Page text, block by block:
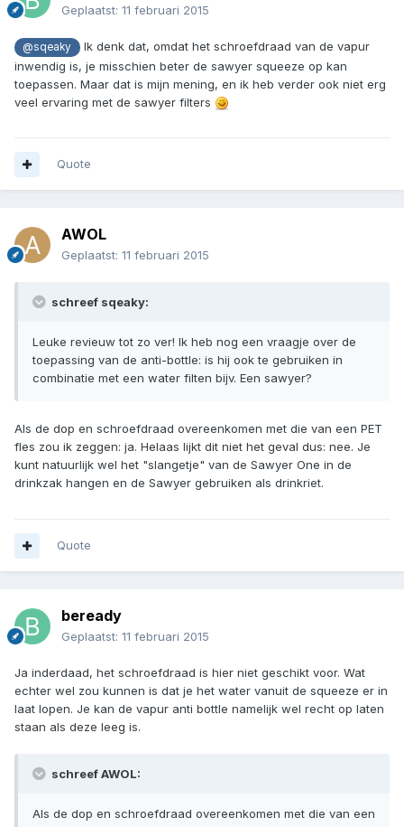
Geplaatst: 11 februari 2015
@sqeaky
Ik denk dat, omdat het schroefdraad van de vapur
inwendig is, je misschien beter de sawyer squeeze op kan
toepassen. Maar dat is mijn mening, en ik heb verder ook niet erg
veel ervaring met de sawyer filters
Quote
AWOL
Geplaatst: 11 februari 2015
schreef sqeaky:
Leuke revieuw tot zo ver! Ik heb nog een vraagje over de
toepassing van de anti-bottle: is hij ook te gebruiken in
combinatie met een water filten bijv. Een sawyer?
Als de dop en schroefdraad overeenkomen met die van een PET
fles zou ik zeggen: ja. Helaas lijkt dit niet het geval dus: nee. Je
kunt natuurlijk wel het "slangetje" van de Sawyer One in de
drinkzak hangen en de Sawyer gebruiken als drinkriet.
Quote
beready
Geplaatst: 11 februari 2015
Ja inderdaad, het schroefdraad is hier niet geschikt voor. Wat
echter wel zou kunnen is dat je het water vanuit de squeeze er in
laat lopen. Je kan de vapur anti bottle namelijk wel recht op laten
staan als deze leeg is.
schreef AWOL:
Als de dop en schroefdraad overeenkomen met die van een